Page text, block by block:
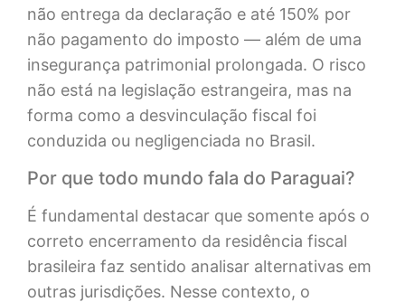
não entrega da declaração e até 150% por
não pagamento do imposto — além de uma
insegurança patrimonial prolongada. O risco
não está na legislação estrangeira, mas na
forma como a desvinculação fiscal foi
conduzida ou negligenciada no Brasil.
Por que todo mundo fala do Paraguai?
É fundamental destacar que somente após o
correto encerramento da residência fiscal
brasileira faz sentido analisar alternativas em
outras jurisdições. Nesse contexto, o